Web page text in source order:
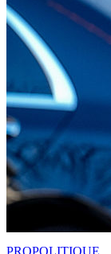
PROPOLITIQUE